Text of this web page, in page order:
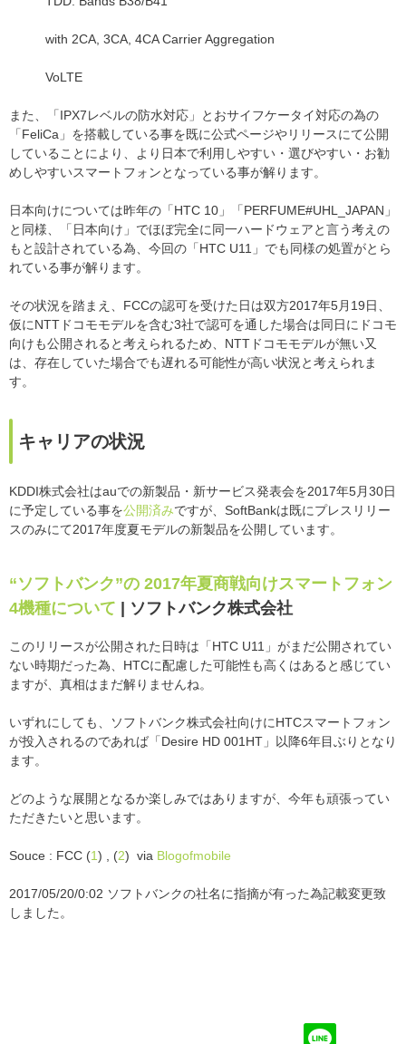
with 2CA, 3CA, 4CA Carrier Aggregation
VoLTE
また、「IPX7レベルの防水対応」とおサイフケータイ対応の為の
「FeliCa」を搭載している事を既に公式ページやリリースにて公開
していることにより、より日本で利用しやすい・選びやすい・お勧
めしやすいスマートフォンとなっている事が解ります。
日本向けについては昨年の「HTC 10」「PERFUME#UHL_JAPAN」
と同様、「日本向け」でほぼ完全に同一ハードウェアと言う考えの
もと設計されている為、今回の「HTC U11」でも同様の処置がとら
れている事が解ります。
その状況を踏まえ、FCCの認可を受けた日は双方2017年5月19日、
仮にNTTドコモモデルを含む3社で認可を通した場合は同日にドコモ
向けも公開されると考えられるため、NTTドコモモデルが無い又
は、存在していた場合でも遅れる可能性が高い状況と考えられま
す。
キャリアの状況
KDDI株式会社はauでの新製品・新サービス発表会を2017年5月30日
に予定している事を公開済みですが、SoftBankは既にプレスリリー
スのみにて2017年度夏モデルの新製品を公開しています。
“ソフトバンク”の 2017年夏商戦向けスマートフォン
4機種について | ソフトバンク株式会社
このリリースが公開された日時は「HTC U11」がまだ公開されてい
ない時期だった為、HTCに配慮した可能性も高くはあると感じてい
ますが、真相はまだ解りませんね。
いずれにしても、ソフトバンク株式会社向けにHTCスマートフォン
が投入されるのであれば「Desire HD 001HT」以降6年目ぶりとなり
ます。
どのような展開となるか楽しみではありますが、今年も頑張ってい
ただきたいと思います。
Souce : FCC (1) , (2) via Blogofmobile
2017/05/20/0:02 ソフトバンクの社名に指摘が有った為記載変更致
しました。